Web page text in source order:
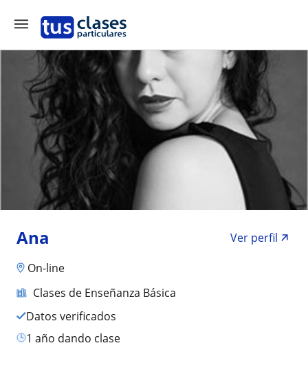
Ana
Ver perfil
On-line
Clases de Enseñanza Básica
Datos verificados
1 año dando clase